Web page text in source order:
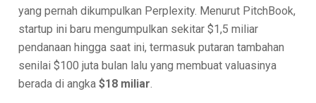
yang pernah dikumpulkan Perplexity. Menurut PitchBook,
startup ini baru mengumpulkan sekitar $1,5 miliar
pendanaan hingga saat ini, termasuk putaran tambahan
senilai $100 juta bulan lalu yang membuat valuasinya
berada di angka$18 miliar